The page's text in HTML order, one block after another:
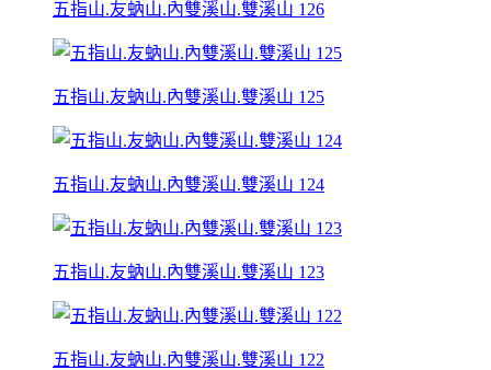
五指山.友蚋山.內雙溪山.雙溪山 126
五指山.友蚋山.內雙溪山.雙溪山 125
五指山.友蚋山.內雙溪山.雙溪山 124
五指山.友蚋山.內雙溪山.雙溪山 123
五指山.友蚋山.內雙溪山.雙溪山 122